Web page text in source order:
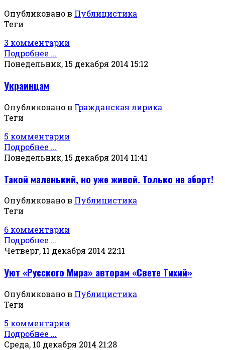
Опубликовано в Публицистика
Теги
3 комментарии
Подробнее ...
Понедельник, 15 декабря 2014 15:12
Украинцам
Опубликовано в Гражданская лирика
Теги
5 комментарии
Подробнее ...
Понедельник, 15 декабря 2014 11:41
Такой маленький, но уже живой. Только не аборт!
Опубликовано в Публицистика
Теги
6 комментарии
Подробнее ...
Четверг, 11 декабря 2014 22:11
Уют «Русского Мира» авторам «Свете Тихий»
Опубликовано в Публицистика
Теги
5 комментарии
Подробнее ...
Среда, 10 декабря 2014 21:28